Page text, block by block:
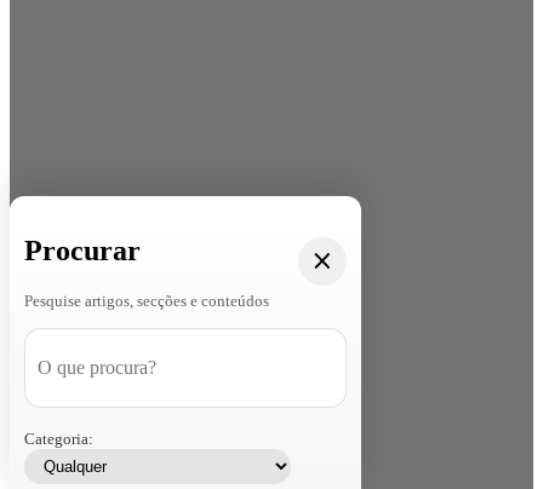
Procurar
Pesquise artigos, secções e conteúdos
Categoria: